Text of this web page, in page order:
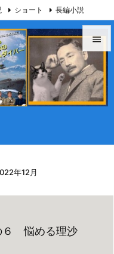


メニュ

サイド
ショート 長編小説
RSS Feedly
年12月
６ 悩める理沙